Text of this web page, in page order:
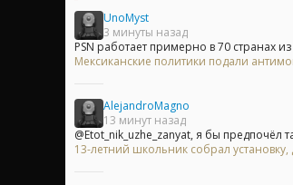
UnoMyst
3 минуты назад
PSN работает примерно в 70 странах
Мексиканские политики подали
AlejandroMagno
13 минут назад
@Etot_nik_uzhe_zanyat, я бы предпочёл
13-летний школьник собрал